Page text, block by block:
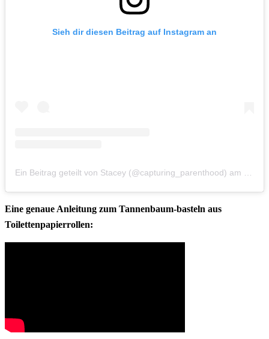
Sieh dir diesen Beitrag auf Instagram an
Ein Beitrag geteilt von Stacey (@capturing_parenthood) am
Eine genaue Anleitung zum Tannenbaum-basteln aus
Toilettenpapierrollen: